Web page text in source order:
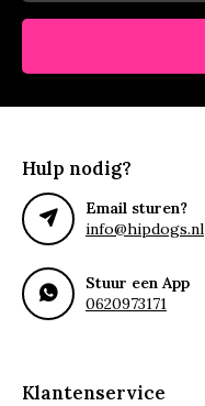
Hulp nodig?
Email sturen?
info@hipdogs.nl
Stuur een App
0620973171
Klantenservice